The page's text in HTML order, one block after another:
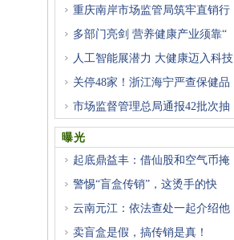
重庆南岸市场监管局筑牢直销行
多部门亮剑 营养健康产业须靠“
人工智能展潜力 大健康迈入科技
关停48家！浙江海宁严查保健品
市场监督管理总局通报42批次抽
曝光
起底鼎益丰：借仙股和空气币掩
警惕“盲盒传销”，这烫手的快
云南元江：依法查处一起介绍他
卖盲盒是假，搞传销是真！